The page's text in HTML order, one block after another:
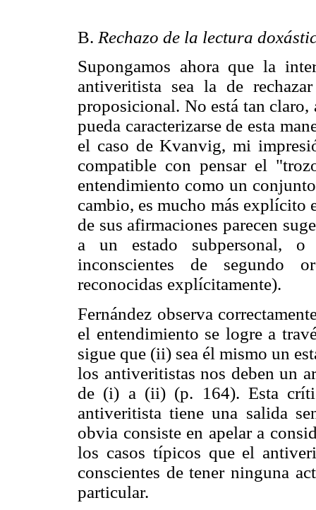
B. Rechazo de la lectura
Supongamos ahora que la
antiveritista sea la de
proposicional. No está tan
pueda caracterizarse de esta
el caso de Kvanvig, mi
compatible con pensar el
entendimiento como un
cambio, es mucho más explícito
de sus afirmaciones parecen
a un estado subpersonal,
inconscientes de segundo
reconocidas explícitamente).
Fernández observa
el entendimiento se logre a
sigue que (ii) sea él mismo un
los antiveritistas nos deben un
de (i) a (ii) (p. 164). Esta
antiveritista tiene una salida
obvia consiste en apelar a
los casos típicos que el
conscientes de tener ninguna
particular.